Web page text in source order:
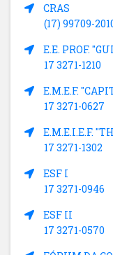
CRAS
(17) 99709-
E.E. PROF.
17 3271-1210
E.M.E.F.
17 3271-0627
E.M.E.I.E.F.
17 3271-1302
ESF I
17 3271-0946
ESF II
17 3271-0570